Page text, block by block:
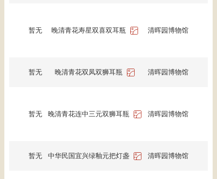
暂无 晚清青花寿星双喜双耳瓶 清晖园博物馆
暂无 晚清青花双凤双狮耳瓶 清晖园博物馆
暂无 晚清青花连中三元双狮耳瓶 清晖园博物馆
暂无 中华民国宜兴绿釉元把灯盏 清晖园博物馆